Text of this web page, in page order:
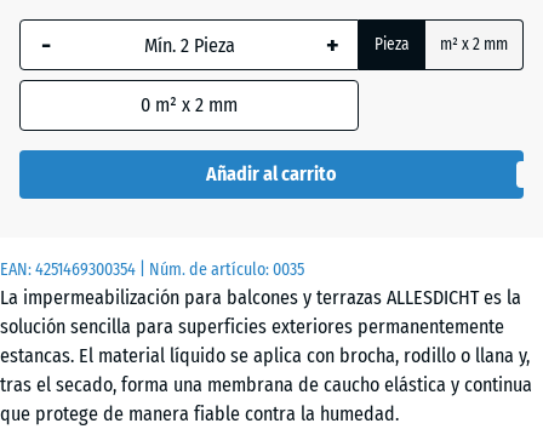
EAN:4251469300354 | Núm. de artículo:0035
La impermeabilización para balcones y terrazas ALLESDICHT es la
solución sencilla para superficies exteriores permanentemente
estancas. El material líquido se aplica con brocha, rodillo o llana y,
tras el secado, forma una membrana de caucho elástica y continua
que protege de manera fiable contra la humedad.
+ 2,30 €
La dimensión
seleccionada,
enmarcada
utiliza para
necesidades
contrario en
los datos del
producto).
3
kg
- + Pieza m² x 2 mm
0 m² x 2 mm
Añadir al carrito